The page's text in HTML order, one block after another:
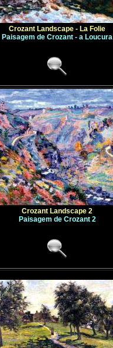
Crozant Landscape - La Folie
Paisagem de Crozant - a Loucura
Crozant Landscape 2
Paisagem de Crozant 2